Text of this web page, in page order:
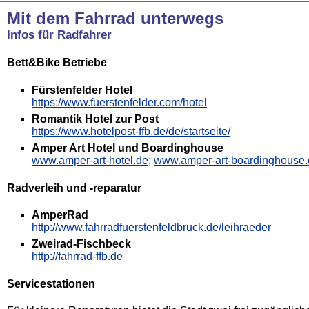
Mit dem Fahrrad unterwegs
​Infos für Radfahrer
Bett&Bike Betriebe
Fürstenfelder Hotel
https://www.fuerstenfelder.com/hotel
Romantik Hotel zur Post
https://www.hotelpost-ffb.de/de/startseite/
Amper Art Hotel und Boardinghouse
www.amper-art-hotel.de; www.amper-art-
Radverleih und -reparatur
AmperRad
http://www.fahrradfuerstenfeldbruck.de/leihraeder
Zweirad-Fischbeck
http://fahrrad-ffb.de
Servicestationen